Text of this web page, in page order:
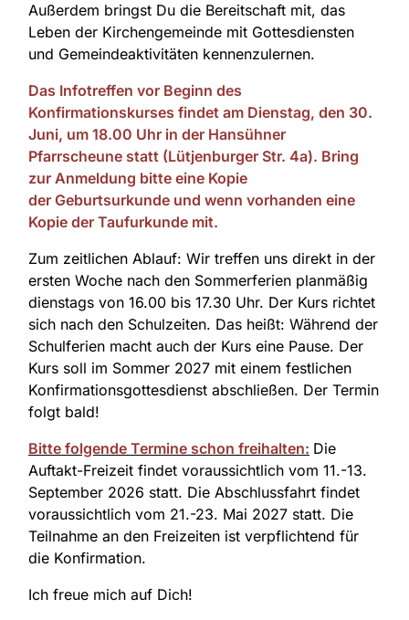
Außerdem bringst Du die Bereitschaft mit, das
Leben der Kirchengemeinde mit Gottesdiensten
und Gemeindeaktivitäten kennenzulernen.
Das Infotreffen vor Beginn des
Konfirmationskurses findet am Dienstag, den 30.
Juni, um 18.00 Uhr in der Hansühner
Pfarrscheune statt (Lütjenburger Str. 4a). Bring
zur Anmeldung bitte eine Kopie
der Geburtsurkunde und wenn vorhanden eine
Kopie der Taufurkunde mit.
Zum zeitlichen Ablauf: Wir treffen uns direkt in der
ersten Woche nach den Sommerferien planmäßig
dienstags von 16.00 bis 17.30 Uhr. Der Kurs richtet
sich nach den Schulzeiten. Das heißt: Während der
Schulferien macht auch der Kurs eine Pause. Der
Kurs soll im Sommer 2027 mit einem festlichen
Konfirmationsgottesdienst abschließen. Der Termin
folgt bald!
Bitte folgende Termine schon freihalten: Die
Auftakt-Freizeit findet voraussichtlich vom 11.-13.
September 2026 statt. Die Abschlussfahrt findet
voraussichtlich vom 21.-23. Mai 2027 statt. Die
Teilnahme an den Freizeiten ist verpflichtend für
die Konfirmation.
Ich freue mich auf Dich!